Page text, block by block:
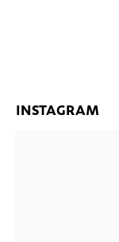
INSTAGRAM